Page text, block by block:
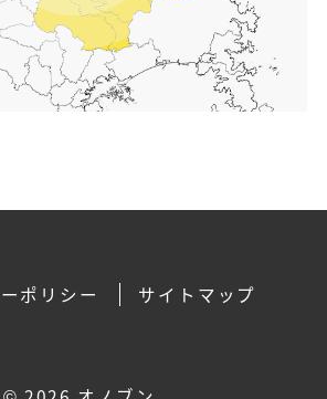
ポリシー サイトマップ